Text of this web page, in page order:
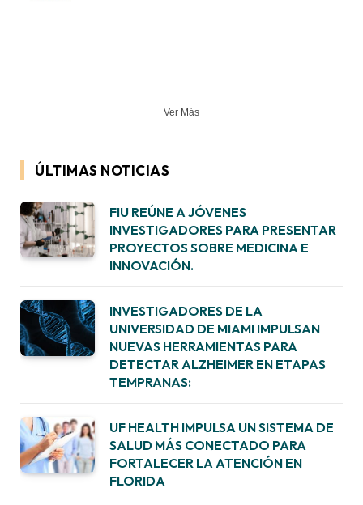
Ver Más
ÚLTIMAS NOTICIAS
FIU REÚNE A JÓVENES
INVESTIGADORES PARA PRESENTAR
PROYECTOS SOBRE MEDICINA E
INNOVACIÓN.
INVESTIGADORES DE LA
UNIVERSIDAD DE MIAMI IMPULSAN
NUEVAS HERRAMIENTAS PARA
DETECTAR ALZHEIMER EN ETAPAS
TEMPRANAS:
UF HEALTH IMPULSA UN SISTEMA DE
SALUD MÁS CONECTADO PARA
FORTALECER LA ATENCIÓN EN
FLORIDA